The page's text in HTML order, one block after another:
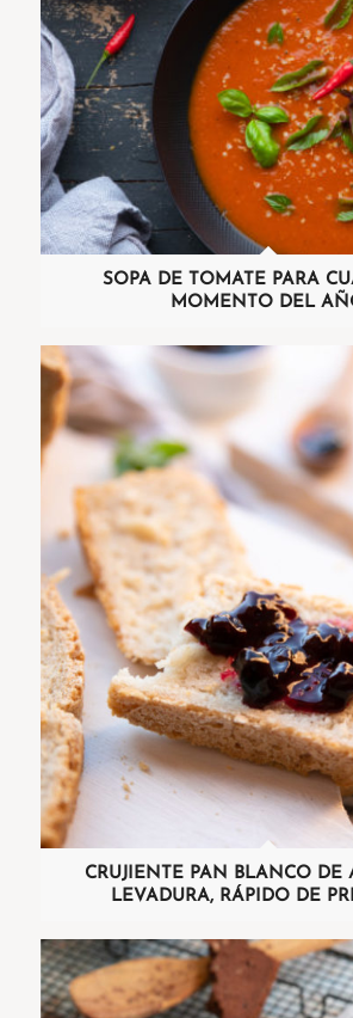
SOPA DE TOMATE PARA
MOMENTO DEL
CRUJIENTE PAN BLANCO DE
LEVADURA, RÁPIDO DE